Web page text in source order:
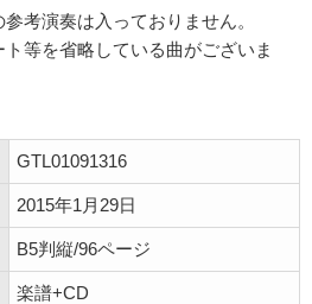
考演奏は入っておりません。
等を省略している曲がございま
GTL01091316
2015年1月29日
B5判縦/96ページ
楽譜+CD